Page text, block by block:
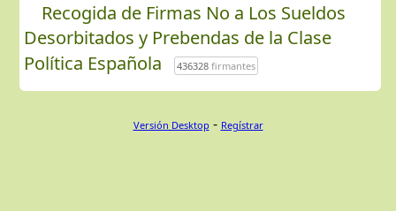
Recogida de Firmas No a Los Sueldos
Desorbitados y Prebendas de la Clase
Política Española
436328firmantes
Versión Desktop - Regístrar